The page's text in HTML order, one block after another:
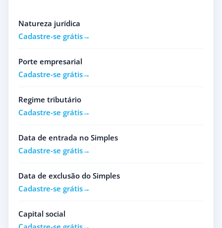
Natureza jurídica
Cadastre-se grátis
Porte empresarial
Cadastre-se grátis
Regime tributário
Cadastre-se grátis
Data de entrada no Simples
Cadastre-se grátis
Data de exclusão do Simples
Cadastre-se grátis
Capital social